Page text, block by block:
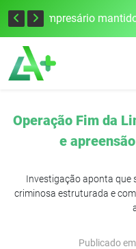
Edital para construção de ponte entre Itapiranga e Barra do Guarita deve ser lançado no segundo semestre
Operação Fim da
e
Investigação aponta que
criminosa estruturada e
Publicado